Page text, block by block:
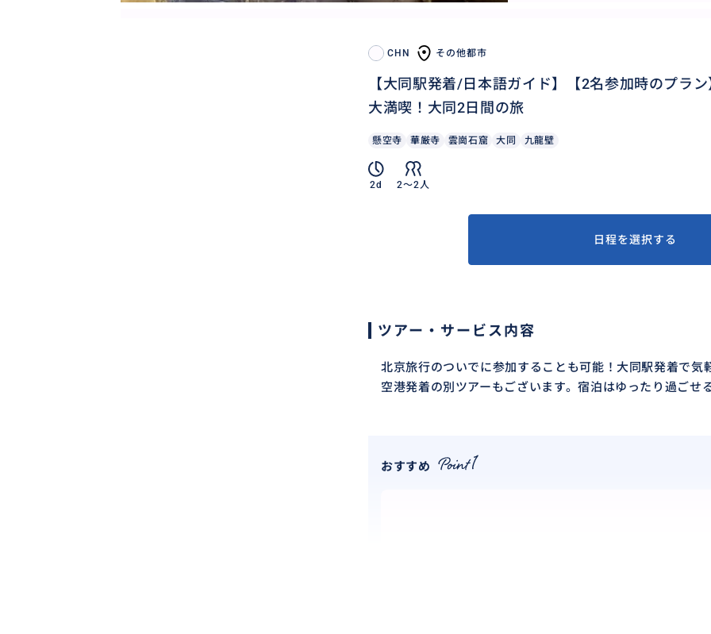
CHN その他都市
【大同駅発着/日本語ガイド】【2名参加時のプラ
大満喫！大同2日間の旅
懸空寺 華厳寺 雲崗石窟 大同 九龍壁
2d 2〜2人
日程を選択する
ツアー・サービス内容
北京旅行のついでに参加することも可能！大同駅発着で気
空港発着の別ツアーもございます。宿泊はゆったり過ごせ
おすすめ